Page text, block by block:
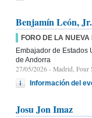
Benjamín León, Jr.
FORO DE LA NUEVA
Embajador de Estados
de Andorra
27/05/2026 - Madrid, Four
Información del
Josu Jon Imaz